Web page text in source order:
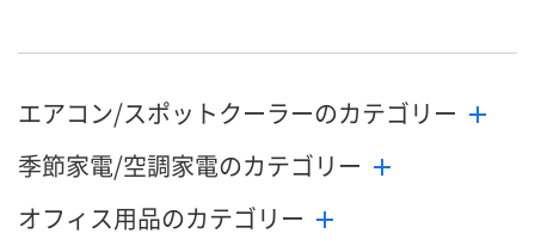
エアコン/スポットクーラーのカテゴリー
季節家電/空調家電のカテゴリー
オフィス用品のカテゴリー